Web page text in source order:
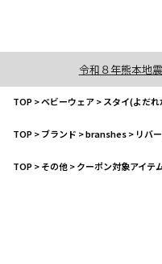
令和８年熊本地
TOP>ベビーウェア>スタイ(よだ
TOP>ブランド >branshes> リバ
TOP>その他>クーポン対象アイテ